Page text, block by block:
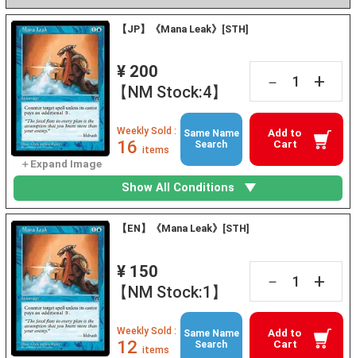
【JP】《Mana Leak》[STH]
¥ 200
【NM Stock:4】
－ +
Add to
Cart
Weekly Sold :
16 items
Same Name
Search
Show All Conditions
【EN】《Mana Leak》[STH]
¥ 150
【NM Stock:1】
－ +
Add to
Cart
Weekly Sold :
12 items
Same Name
Search